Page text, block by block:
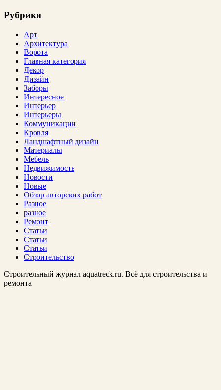
Рубрики
Арт
Архитектура
Ворота
Главная категория
Декор
Дизайн
Заборы
Интересное
Интерьер
Интерьеры
Коммуникации
Кровля
Ландшафтный дизайн
Материалы
Мебель
Недвижимость
Новости
Новые
Обзор авторских работ
Разное
разное
Ремонт
Статьи
Статьи
Статьи
Строительство
Строительный журнал aquatreck.ru. Всё для строительства и
ремонта